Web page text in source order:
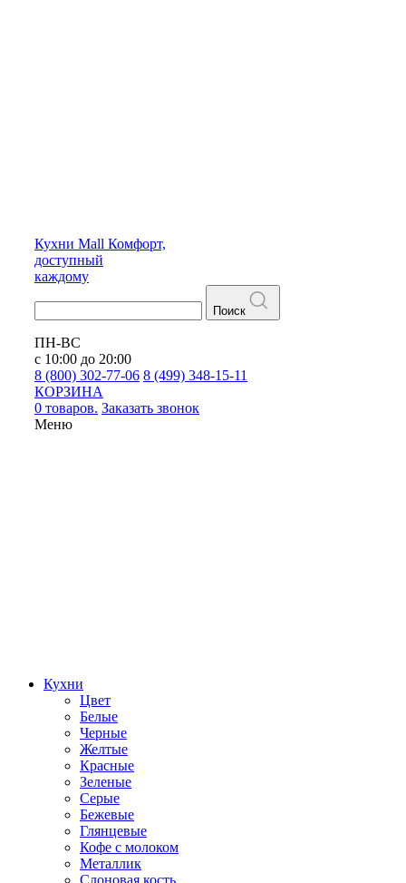
Кухни Mall Комфорт,
доступный
каждому
Поиск
ПН-ВС
с 10:00 до 20:00
8 (800) 302-77-06 8 (499) 348-15-11
КОРЗИНА
0 товаров. Заказать звонок
Меню
Кухни
Цвет
Белые
Черные
Желтые
Красные
Зеленые
Серые
Бежевые
Глянцевые
Кофе с молоком
Металлик
Слоновая кость